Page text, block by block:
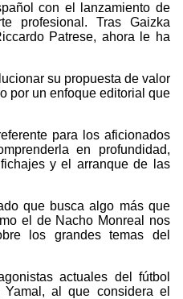
con el lanzamiento de
profesional. Tras Gaizka
Patrese, ahora le ha
su propuesta de valor
por un enfoque editorial que
para los aficionados
en profundidad,
y el arranque de las
que busca algo más que
el de Nacho Monreal nos
los grandes temas del
actuales del fútbol
al que considera el